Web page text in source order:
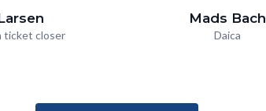
ticket closer
Mads Bach
Daica